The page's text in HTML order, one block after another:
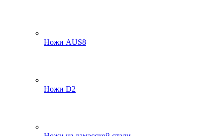
Ножи AUS8
Ножи D2